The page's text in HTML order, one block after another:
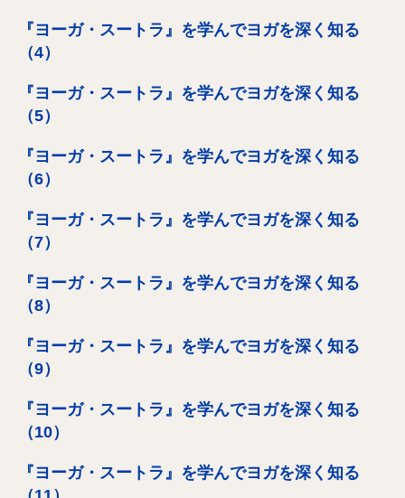
『ヨーガ・スートラ』を学んでヨガを深く知る
（4）
『ヨーガ・スートラ』を学んでヨガを深く知る
（5）
『ヨーガ・スートラ』を学んでヨガを深く知る
（6）
『ヨーガ・スートラ』を学んでヨガを深く知る
（7）
『ヨーガ・スートラ』を学んでヨガを深く知る
（8）
『ヨーガ・スートラ』を学んでヨガを深く知る
（9）
『ヨーガ・スートラ』を学んでヨガを深く知る
（10）
『ヨーガ・スートラ』を学んでヨガを深く知る